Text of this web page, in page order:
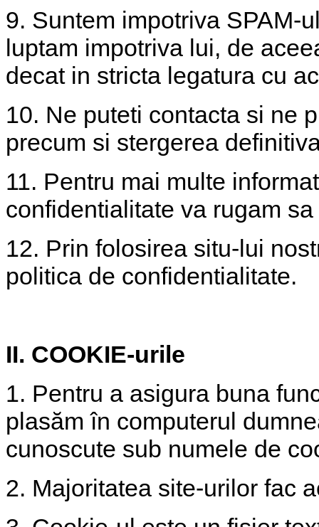
9. Suntem impotriva SPAM-
luptam impotriva lui, de
decat in stricta legatura cu
10. Ne puteti contacta si ne
precum si stergerea
11. Pentru mai multe
confidentialitate va rugam
12. Prin folosirea situ-lui
politica de confidentialitate.
II. COOKIE-urile
1. Pentru a asigura buna
plasăm în computerul
cunoscute sub numele de
2. Majoritatea site-urilor fac